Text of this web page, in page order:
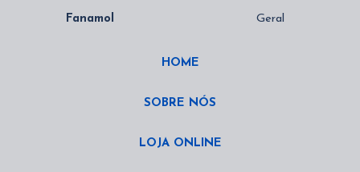
HOME
SOBRE NÓS
LOJA ONLINE